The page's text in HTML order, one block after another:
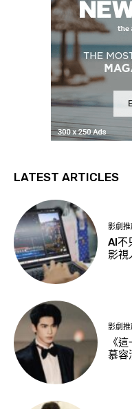
LATEST ARTICLES
影劇推
AI不
影視
影劇推
《
慕容